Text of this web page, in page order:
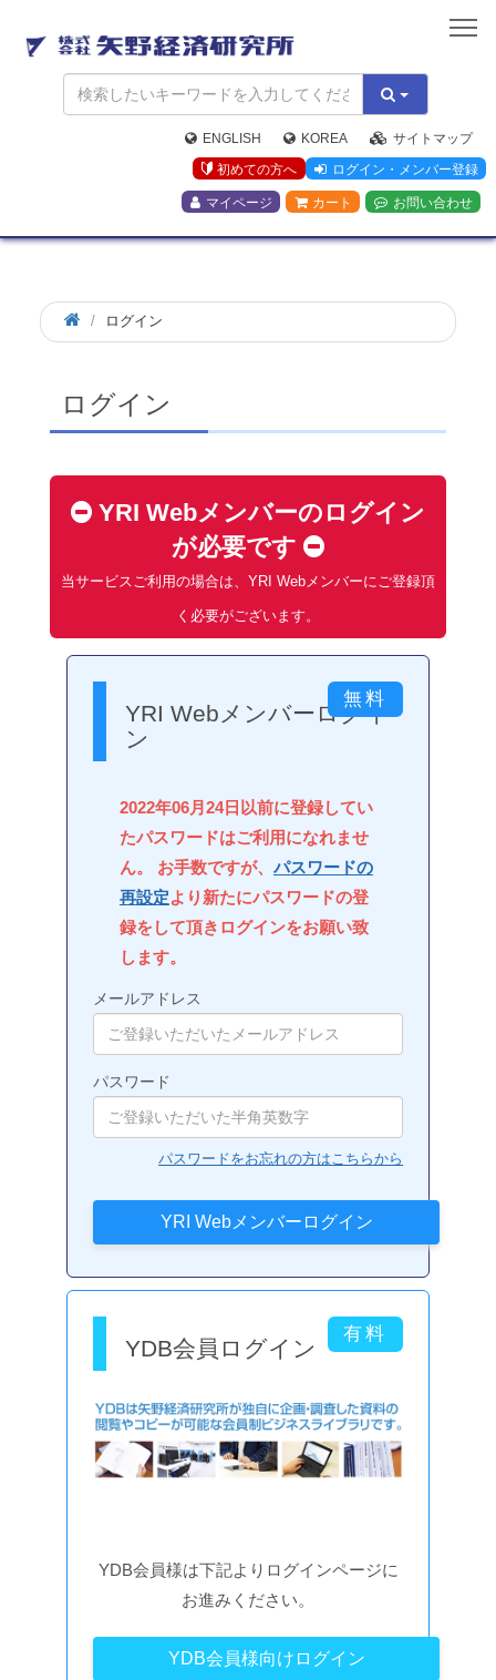
矢
野
経
済
研
究
所
ENGLISH KOREA
サイトマップ
初めての方へ
ログイン・メンバー登録
マイページ カート お問い合わせ
ログイン
ログイン
YRI Webメンバーのログイン
が必要です
当サービスご利用の場合は、YRI Webメンバーにご登録頂
く必要がございます。
YRI Webメンバーログイ
ン
2022年06月24日以前に登録してい
たパスワードはご利用になれませ
ん。 お手数ですが、 パスワードの
再設定より新たにパスワードの登
録をして頂きログインをお願い致
します。
メールアドレス
パスワード
パスワードをお忘れの方はこちらから
YDB会員ログイン
YDB会員様は下記よりログインページに
お進みください。
YDB会員様向けログイン